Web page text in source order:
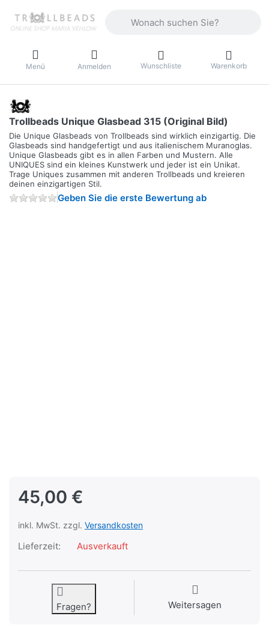
Menü Anmelden Wunschliste Warenkorb
Trollbeads Unique Glasbead 315 (Original Bild)
Die Unique Glasbeads von Trollbeads sind wirklich einzigartig. Die
Glasbeads sind handgefertigt und aus italienischem Muranoglas.
Unique Glasbeads gibt es in allen Farben und Mustern. Alle
UNIQUES sind ein kleines Kunstwerk und jeder ist ein Unikat.
Trage Uniques zusammen mit anderen Trollbeads und kreieren
deinen einzigartigen Stil.
Geben Sie die erste Bewertung ab
45,00 €
inkl. MwSt. zzgl. Versandkosten
Lieferzeit: Ausverkauft
Fragen? Weitersagen